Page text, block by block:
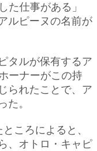
た仕事がある」
ルピーヌの名前が
タルが保有するア
ーナーがこの持
られたことで、ア
た。
ころによると、
、オトロ・キャピ